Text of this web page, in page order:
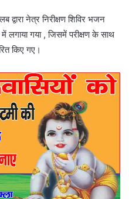
नेत्र निरीक्षण शिविर भजन
में लगाया गया , जिसमें परीक्षण के साथ
किए गए।